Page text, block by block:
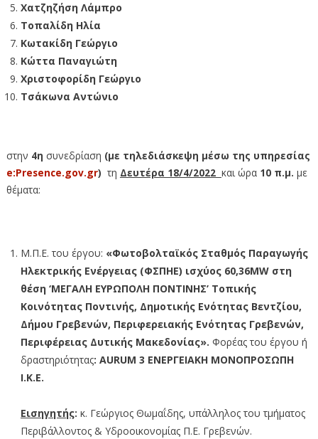
Χατζηζήση Λάμπρο
Τοπαλίδη Ηλία
Κωτακίδη Γεώργιο
Κώττα Παναγιώτη
Χριστοφορίδη Γεώργιο
Τσάκωνα Αντώνιο
στην 4η συνεδρίαση (με τηλεδιάσκεψη μέσω της υπηρεσίας
e:Presence.gov.gr) τη Δευτέρα 18/4/2022 και ώρα 10 π.μ. με
θέματα:
Μ.Π.Ε. του έργου: «Φωτοβολταϊκός Σταθμός Παραγωγής
Ηλεκτρικής Ενέργειας (ΦΣΠΗΕ) ισχύος 60,36MW στη
θέση ‘ΜΕΓΑΛΗ ΕΥΡΩΠΟΛΗ ΠΟΝΤΙΝΗΣ’ Τοπικής
Κοινότητας Ποντινής, Δημοτικής Ενότητας Βεντζίου,
Δήμου Γρεβενών, Περιφερειακής Ενότητας Γρεβενών,
Περιφέρειας Δυτικής Μακεδονίας». Φορέας του έργου ή
δραστηριότητας: AURUM 3 ΕΝΕΡΓΕΙΑΚΗ ΜΟΝΟΠΡΟΣΩΠΗ
Ι.Κ.Ε.
Εισηγητής: κ. Γεώργιος Θωμαΐδης, υπάλληλος του τμήματος
Περιβάλλοντος & Υδροοικονομίας Π.Ε. Γρεβενών.